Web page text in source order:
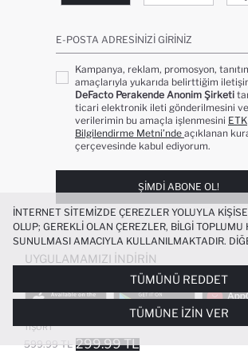
PAMUKLU NEFES ALABILEN BOXY FIT
TIŞÖRT
599.99 TL 299.99 TL
E-POSTA ADRESINIZI GIRINIZ
Kampanya, reklam, promosyon,
amaçlarıyla yukarıda belirttiğim
DeFacto Perakende Anonim Şirketi
ticari elektronik ileti gönderilmesini
verilerimin bu amaçla işlenmesini ETK
Bilgilendirme Metni’nde açıklanan
çerçevesinde kabul ediyorum.
ŞIMDI ABONE OL!
UYGULAMAMIZI İNDIRIN
POPÜLER KATEGORILER
İNTERNET SITEMIZDE ÇEREZLER YOLUYLA
OLUP; GEREKLI OLAN ÇEREZLER, BILGI
SUNULMASI AMACIYLA KULLANILMAKTADIR.
ÜÇÜNCÜ TARAF ÇEREZLER ISE SIZE DAHA IYI BIR
DENEYIMI SUNULABILMESI, SITEMIZIN DAHA
KIŞISELLEŞTIRMESI VE AÇIK RIZA VERMENIZ
YÖNELIK PAZARLAMA FAALIYETLERININ
SINIRLI OLARAK KULLANILACAKTIR. ÇEREZLERE
ÇEREZ TERCIHLERIPANELI ARACILIĞIYLA HER
ÇEREZLERLE ILGILI DAHA DETAYLI BILGIYE
TÜMÜNÜ REDDET
TÜMÜNE İZIN VER